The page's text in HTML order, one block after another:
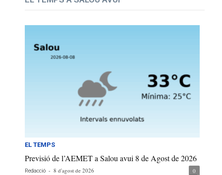
EL TEMPS
Previsió de l’AEMET a Salou avui 8 de Agost de 2026
Redacció - 8 d'agost de 2026 0